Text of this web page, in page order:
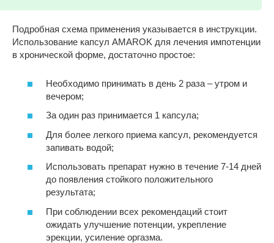
Подробная схема применения указывается в инструкции.
Использование капсул AMAROK для лечения импотенции
в хронической форме, достаточно простое:
Необходимо принимать в день 2 раза – утром и
вечером;
За один раз принимается 1 капсула;
Для более легкого приема капсул, рекомендуется
запивать водой;
Использовать препарат нужно в течение 7-14 дней
до появления стойкого положительного
результата;
При соблюдении всех рекомендаций стоит
ожидать улучшение потенции, укрепление
эрекции, усиление оргазма.